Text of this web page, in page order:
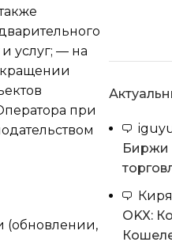
услуг; — на
при
(обновлении,
Биржи
Киря
OKX: